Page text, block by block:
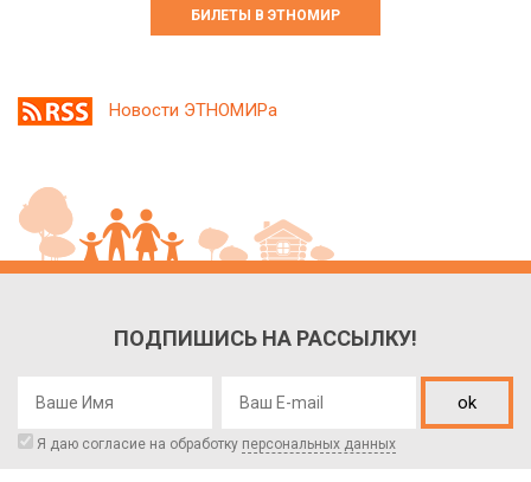
БИЛЕТЫ В ЭТНОМИР
Новости ЭТНОМИРа
ПОДПИШИСЬ НА РАССЫЛКУ!
ok
Я даю согласие на обработку персональных данных